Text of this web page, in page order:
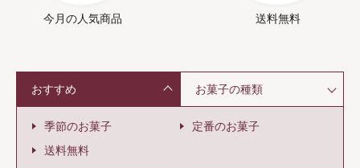
今月の人気商品 送料無料
おすすめ
季節のお菓子
定番のお菓子
送料無料
お菓子の種類